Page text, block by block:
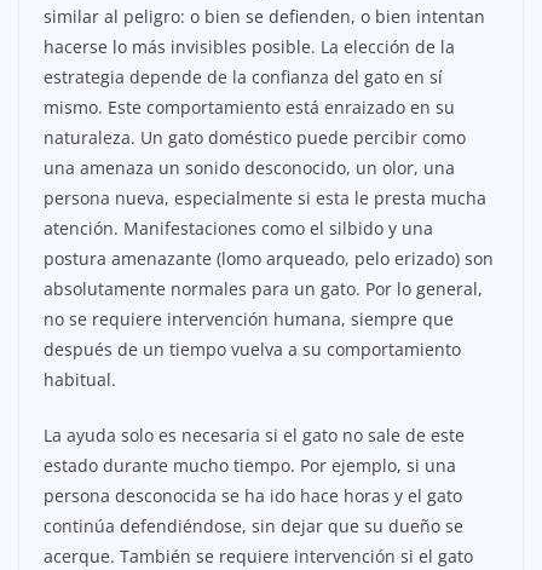
similar al peligro: o bien se defienden, o bien intentan
hacerse lo más invisibles posible. La elección de la
estrategia depende de la confianza del gato en sí
mismo. Este comportamiento está enraizado en su
naturaleza. Un gato doméstico puede percibir como
una amenaza un sonido desconocido, un olor, una
persona nueva, especialmente si esta le presta mucha
atención. Manifestaciones como el silbido y una
postura amenazante (lomo arqueado, pelo erizado) son
absolutamente normales para un gato. Por lo general,
no se requiere intervención humana, siempre que
después de un tiempo vuelva a su comportamiento
habitual.
La ayuda solo es necesaria si el gato no sale de este
estado durante mucho tiempo. Por ejemplo, si una
persona desconocida se ha ido hace horas y el gato
continúa defendiéndose, sin dejar que su dueño se
acerque. También se requiere intervención si el gato